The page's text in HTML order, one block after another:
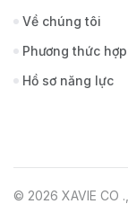
Về chúng tôi
Phương thức
Hồ sơ năng lực
© 2026 XAVIE CO